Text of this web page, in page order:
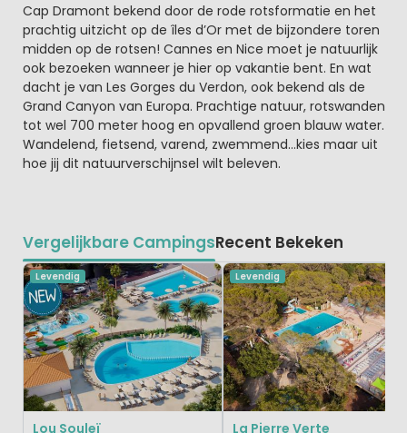
Cap Dramont bekend door de rode rotsformatie en het
prachtig uitzicht op de îles d’Or met de bijzondere toren
midden op de rotsen! Cannes en Nice moet je natuurlijk
ook bezoeken wanneer je hier op vakantie bent. En wat
dacht je van Les Gorges du Verdon, ook bekend als de
Grand Canyon van Europa. Prachtige natuur, rotswanden
tot wel 700 meter hoog en opvallend groen blauw water.
Wandelend, fietsend, varend, zwemmend…kies maar uit
hoe jij dit natuurverschijnsel wilt beleven.
Vergelijkbare CampingsRecent Bekeken
Levendig
Lou Souleï
Levendig
La Pierre Verte